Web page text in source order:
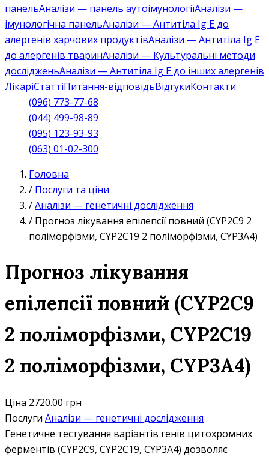
панельАналізи — панель аутоімунологіїАналізи —
імунологічна панельАналізи — Антитіла Ig E до
алергенів харчових продуктівАналізи — Антитіла Ig E
до алергенів тваринАналізи — Культуральні методи
дослідженьАналізи — Антитіла Ig E до інших алергенів
ЛікаріСтаттіПитання-відповідьВідгукиКонтакти
(096) 773-77-68
(044) 499-98-89
(095) 123-93-93
(063) 01-02-300
Головна
/ Послуги та ціни
/Аналізи — генетичні дослідження
/ Прогноз лікування епілепсії повний (CYP2C9 2
поліморфізми, CYP2C19 2 поліморфізми, CYP3A4)
Прогноз лікування
епілепсії повний (CYP2C9
2 поліморфізми, CYP2C19
2 поліморфізми, CYP3A4)
Ціна 2720.00 грн
Послуги Аналізи — генетичні дослідження
Генетичне тестування варіантів генів цитохромних
ферментів (CYP2C9, CYP2C19, CYP3A4) дозволяє